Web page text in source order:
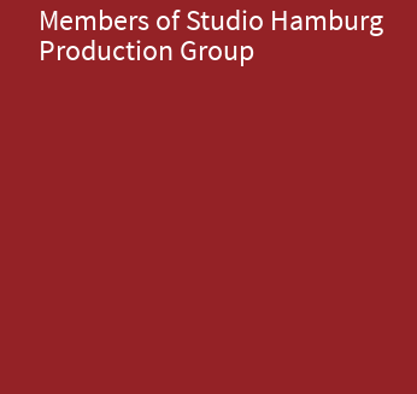
Members of Studio Hamburg
Production Group